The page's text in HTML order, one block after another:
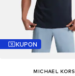
KUPON
MICHAEL KORS